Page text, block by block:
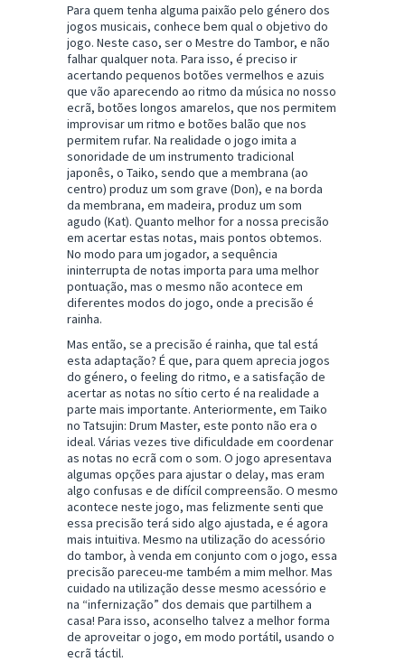
Para quem tenha alguma paixão pelo género dos
jogos musicais, conhece bem qual o objetivo do
jogo. Neste caso, ser o Mestre do Tambor, e não
falhar qualquer nota. Para isso, é preciso ir
acertando pequenos botões vermelhos e azuis
que vão aparecendo ao ritmo da música no nosso
ecrã, botões longos amarelos, que nos permitem
improvisar um ritmo e botões balão que nos
permitem rufar. Na realidade o jogo imita a
sonoridade de um instrumento tradicional
japonês, o Taiko, sendo que a membrana (ao
centro) produz um som grave (Don), e na borda
da membrana, em madeira, produz um som
agudo (Kat). Quanto melhor for a nossa precisão
em acertar estas notas, mais pontos obtemos.
No modo para um jogador, a sequência
ininterrupta de notas importa para uma melhor
pontuação, mas o mesmo não acontece em
diferentes modos do jogo, onde a precisão é
rainha.
Mas então, se a precisão é rainha, que tal está
esta adaptação? É que, para quem aprecia jogos
do género, o feeling do ritmo, e a satisfação de
acertar as notas no sítio certo é na realidade a
parte mais importante. Anteriormente, em Taiko
no Tatsujin: Drum Master, este ponto não era o
ideal. Várias vezes tive dificuldade em coordenar
as notas no ecrã com o som. O jogo apresentava
algumas opções para ajustar o delay, mas eram
algo confusas e de difícil compreensão. O mesmo
acontece neste jogo, mas felizmente senti que
essa precisão terá sido algo ajustada, e é agora
mais intuitiva. Mesmo na utilização do acessório
do tambor, à venda em conjunto com o jogo, essa
precisão pareceu-me também a mim melhor. Mas
cuidado na utilização desse mesmo acessório e
na “infernização” dos demais que partilhem a
casa! Para isso, aconselho talvez a melhor forma
de aproveitar o jogo, em modo portátil, usando o
ecrã táctil.